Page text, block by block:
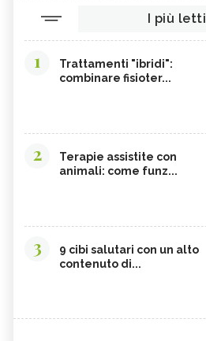
I più letti
1
Trattamenti "ibridi":
combinare fisioter...
2
Terapie assistite con
animali: come funz...
3
9 cibi salutari con un alto
contenuto di...